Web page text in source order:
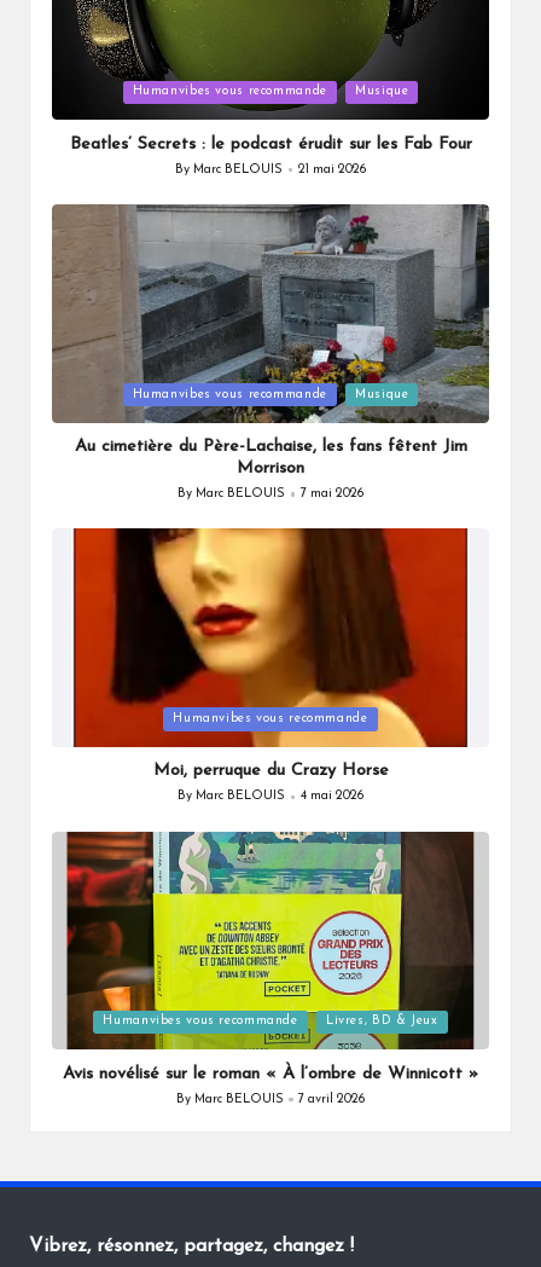
in
Humanvibes vous recommande Musique
Beatles’ Secrets : le podcast érudit sur les Fab Four
Posted
By Marc BELOUIS 21 mai 2026
in
Humanvibes vous recommande Musique
Au cimetière du Père-Lachaise, les fans fêtent Jim
Morrison
Posted
By Marc BELOUIS 7 mai 2026
in
Humanvibes vous recommande
Moi, perruque du Crazy Horse
Posted
By Marc BELOUIS 4 mai 2026
Posted
in
Humanvibes vous recommande Livres, BD & Jeux
Avis novélisé sur le roman « À l’ombre de Winnicott »
Posted
By Marc BELOUIS 7 avril 2026
Vibrez, résonnez, partagez, changez !